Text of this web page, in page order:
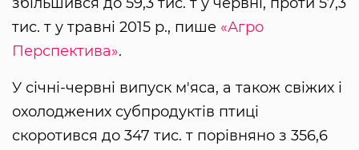
тис. т у травні 2015 р., пише «Агро
Перспектива».
У січні-червні випуск м'яса, а також свіжих і
охолоджених субпродуктів птиці
скоротився до 347 тис. т порівняно з 356,6